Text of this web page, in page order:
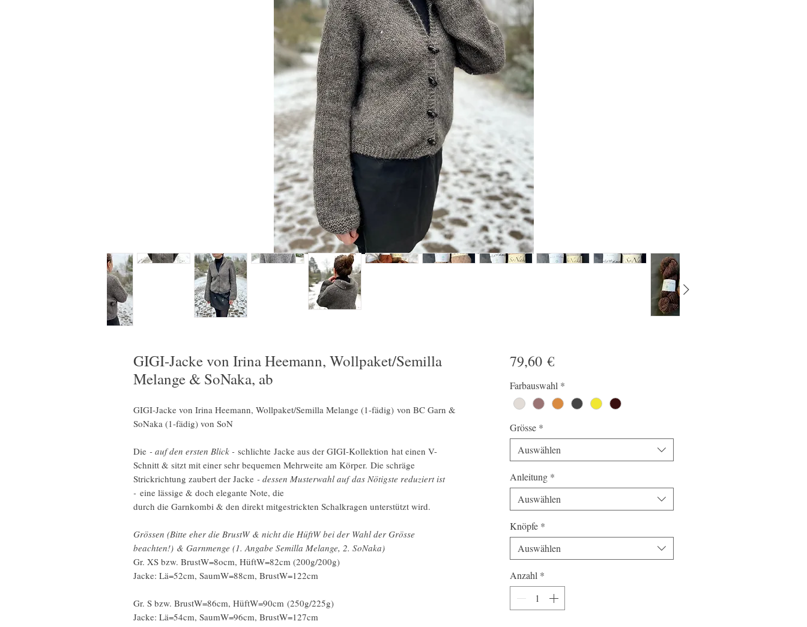
GIGI-Jacke von Irina Heemann, Wollpaket/Semilla
Melange & SoNaka, ab
GIGI-Jacke von Irina Heemann, Wollpaket/Semilla Melange (1-fädig) von BC Garn &
SoNaka (1-fädig) von SoN
Die - auf den ersten Blick - schlichte Jacke aus der GIGI-Kollektion hat einen V-
Schnitt & sitzt mit einer sehr bequemen Mehrweite am Körper. Die schräge
Strickrichtung zaubert der Jacke - dessen Musterwahl auf das Nötigste reduziert ist
- eine lässige & doch elegante Note, die
durch die Garnkombi & den direkt mitgestrickten Schalkragen unterstützt wird.
Grössen (Bitte eher die BrustW & nicht die HüftW bei der Wahl der Grösse
beachten!) & Garnmenge (1. Angabe Semilla Melange, 2. SoNaka)
Gr. XS bzw. BrustW=8ocm, HüftW=82cm (200g/200g)
Jacke: Lä=52cm, SaumW=88cm, BrustW=122cm
Gr. S bzw. BrustW=86cm, HüftW=90cm (250g/225g)
Jacke: Lä=54cm, SaumW=96cm, BrustW=127cm
79,60 €Preis
Farbauswahl *
Grösse *
Auswählen
Anleitung *
Auswählen
Knöpfe *
Auswählen
Anzahl *